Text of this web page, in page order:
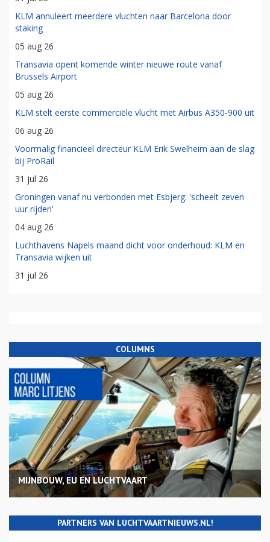
KLM annuleert meerdere vluchten naar Barcelona door
staking
05 aug 26
Transavia opent komende winter nieuwe route vanaf
Brussels Airport
05 aug 26
KLM stelt eerste commerciële vlucht met Airbus A350-900 uit
06 aug 26
Voormalig financieel directeur KLM Erik Swelheim aan de slag
bij ProRail
31 jul 26
Groningen vanaf nu verbonden met Esbjerg: 'scheelt zeven
uur rijden'
04 aug 26
Luchthavens Napels maand dicht voor onderhoud: KLM en
Transavia wijken uit
31 jul 26
COLUMNS
MIJNBOUW, EU EN LUCHTVAART
PARTNERS VAN LUCHTVAARTNIEUWS.NL!